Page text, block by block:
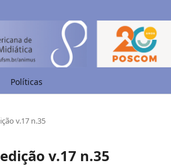
Políticas
v.17 n.35
v.17 n.35